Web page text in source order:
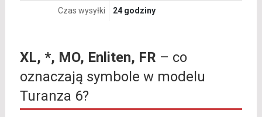
Czas wysyłki 24 godziny
XL, *, MO, Enliten, FR – co
oznaczają symbole w modelu
Turanza 6?